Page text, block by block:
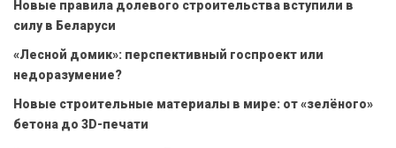
Новые правила долевого строительства вступили в
силу в Беларуси
«Лесной домик»: перспективный госпроект или
недоразумение?
Новые строительные материалы в мире: от «зелёного»
бетона до 3D-печати